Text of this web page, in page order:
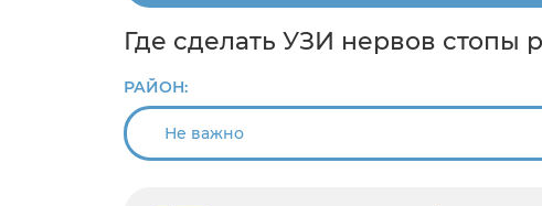
Где сделать УЗИ нервов стопы
РАЙОН: